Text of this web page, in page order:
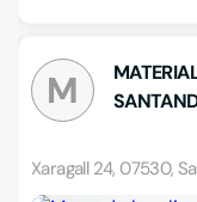
M
Xaragall 24, 07530,